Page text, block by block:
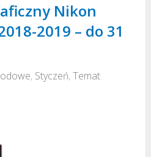
Nikon
2019 – do 31
, Styczeń,Temat